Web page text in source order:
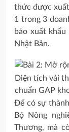
thức được
1 trong 3
bảo xuất
Nhật Bản.
Diện tích vải
chuẩn GAP
Để có sự
Bộ Nông
Thương, mà